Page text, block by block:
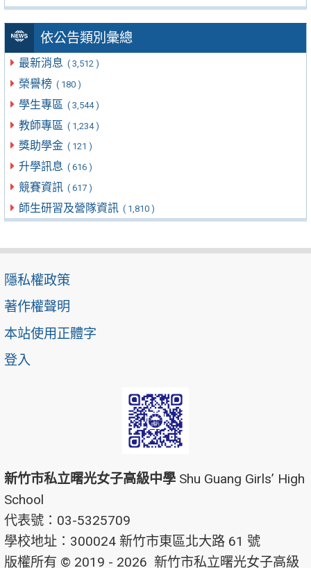
依公告類別彙總
最新消息 ( 3,512 )
榮譽榜 ( 180 )
學生專區 ( 3,544 )
教師專區 ( 1,234 )
獎助學金 ( 121 )
升學訊息 ( 616 )
競賽資訊 ( 617 )
師生研習及營隊資訊 ( 1,810 )
隱私權政策
著作權聲明
本站使用正體字
登入
新竹市私立曙光女子高級中學 Shu Guang Girls’ High
School
代表號：03-5325709
學校地址：300024 新竹市東區北大路 61 號
版權所有 © 2019 - 2026 新竹市私立曙光女子高級